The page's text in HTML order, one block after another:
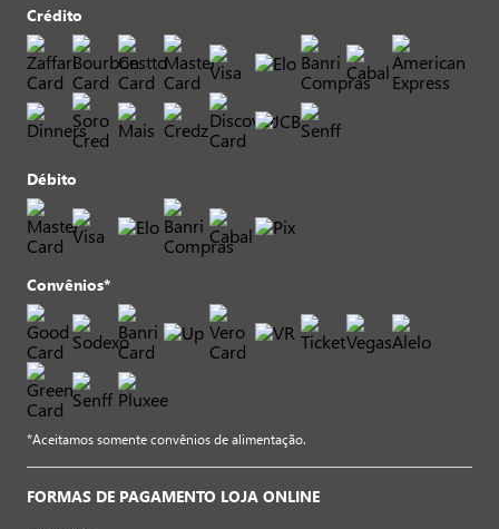
Crédito
Débito
Convênios*
*Aceitamos somente convênios de alimentação.
FORMAS DE PAGAMENTO LOJA ONLINE